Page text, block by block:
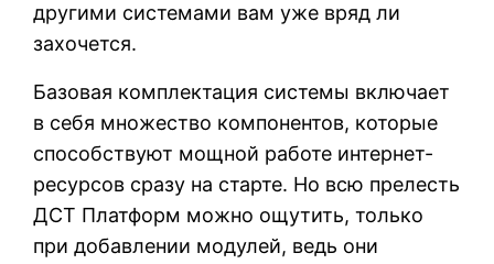
другими системами вам уже вряд ли
захочется.
Базовая комплектация системы включает
в себя множество компонентов, которые
способствуют мощной работе интернет-
ресурсов сразу на старте. Но всю прелесть
ДСТ Платформ можно ощутить, только
при добавлении модулей, ведь они